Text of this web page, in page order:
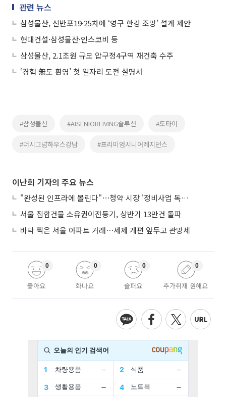
관련 뉴스
삼성물산, 신반포19·25차에 ‘영구 한강 조망’ 설계 제안
현대건설·삼성물산·인스코비 등
삼성물산, 2.1조원 규모 압구정4구역 재건축 수주
‘경험 無도 환영’ 첫 일자리 도전 설명서
#삼성물산 #AISENIORLIVING솔루션 #도타이
#더시그넘하우스강남 #프리미엄시니어레지던스
이난희 기자의 주요 뉴스
"완성된 인프라에 몰린다"⋯청약 시장 '정비사업 독주' 42배 격차
서울 집합건물 소유권이전등기, 상반기 13만건 돌파
바닥 찍은 서울 아파트 거래⋯세제 개편 앞두고 관망세
좋아요
0
화나요
0
슬퍼요
0
추가취재 원해요
0